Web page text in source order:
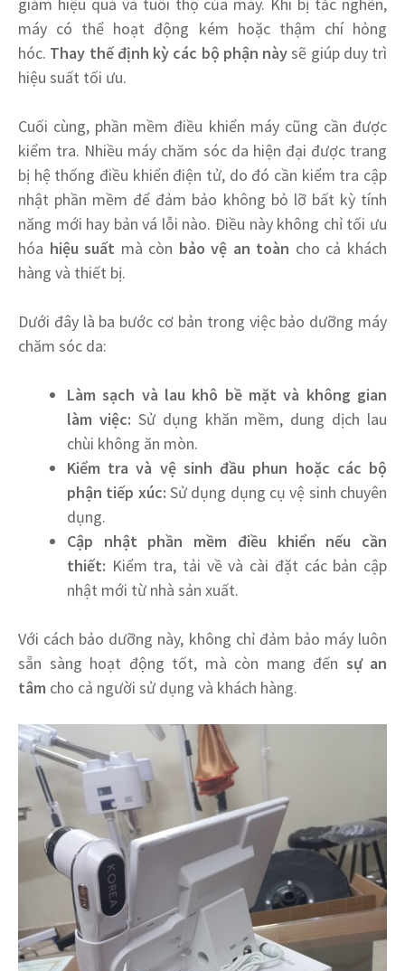
máy có thể hoạt động kém hoặc thậm chí hỏng
hóc. Thay thế định kỳ các bộ phận nàysẽ giúp duy trì
hiệu suất tối ưu.
Cuối cùng, phần mềm điều khiển máy cũng cần được
kiểm tra. Nhiều máy chăm sóc da hiện đại được trang
bị hệ thống điều khiển điện tử, do đó cần kiểm tra cập
nhật phần mềm để đảm bảo không bỏ lỡ bất kỳ tính
năng mới hay bản vá lỗi nào. Điều này không chỉ tối ưu
hóa hiệu suất mà còn bảo vệ an toàn cho cả khách
hàng và thiết bị.
Dưới đây là ba bước cơ bản trong việc bảo dưỡng máy
chăm sóc da:
Làm sạch và lau khô bề mặt và không gian
làm việc: Sử dụng khăn mềm, dung dịch lau
chùi không ăn mòn.
Kiểm tra và vệ sinh đầu phun hoặc các bộ
phận tiếp xúc: Sử dụng dụng cụ vệ sinh chuyên
dụng.
Cập nhật phần mềm điều khiển nếu cần
thiết: Kiểm tra, tải về và cài đặt các bản cập
nhật mới từ nhà sản xuất.
Với cách bảo dưỡng này, không chỉ đảm bảo máy luôn
sẵn sàng hoạt động tốt, mà còn mang đến sự an
tâm cho cả người sử dụng và khách hàng.